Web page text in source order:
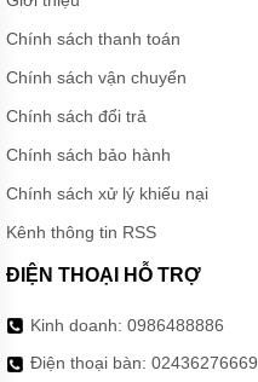
MÁY
BÁNH
LOBE -
BƠM
RĂNG
BƠM
BÁNH
RĂNG
KCB
Chính sách thanh toán
Chính sách vận chuyển
Chính sách đổi trả
Chính sách bảo hành
Chính sách xử lý khiếu nại
Kênh thông tin RSS
ĐIỆN THOẠI HỖ TRỢ
Kinh doanh: 0986488886
Điện thoại bàn: 02436276669